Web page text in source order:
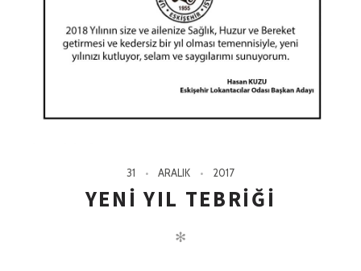
31 ARALIK 2017
YENI YIL TEBRIĞI
✻